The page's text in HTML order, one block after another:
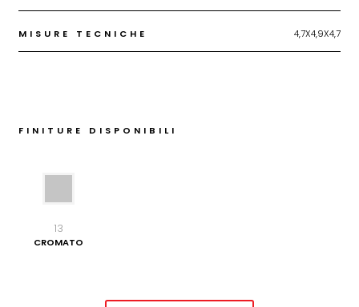
MISURE TECNICHE 4,7X4,9X4,7
FINITURE DISPONIBILI
13
CROMATO